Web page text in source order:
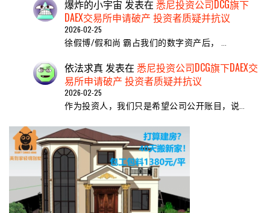
爆炸的小宇宙 发表在 悉尼投资公司DCG旗下
DAEX交易所申请破产 投资者质疑并抗议
2026-02-25
徐假博/假和尚 霸占我们的数字资产后， …
依法求真发表在 悉尼投资公司DCG旗下DAEX交
易所申请破产 投资者质疑并抗议
2026-02-25
作为投资人，我们只是希望公司公开账目，说…